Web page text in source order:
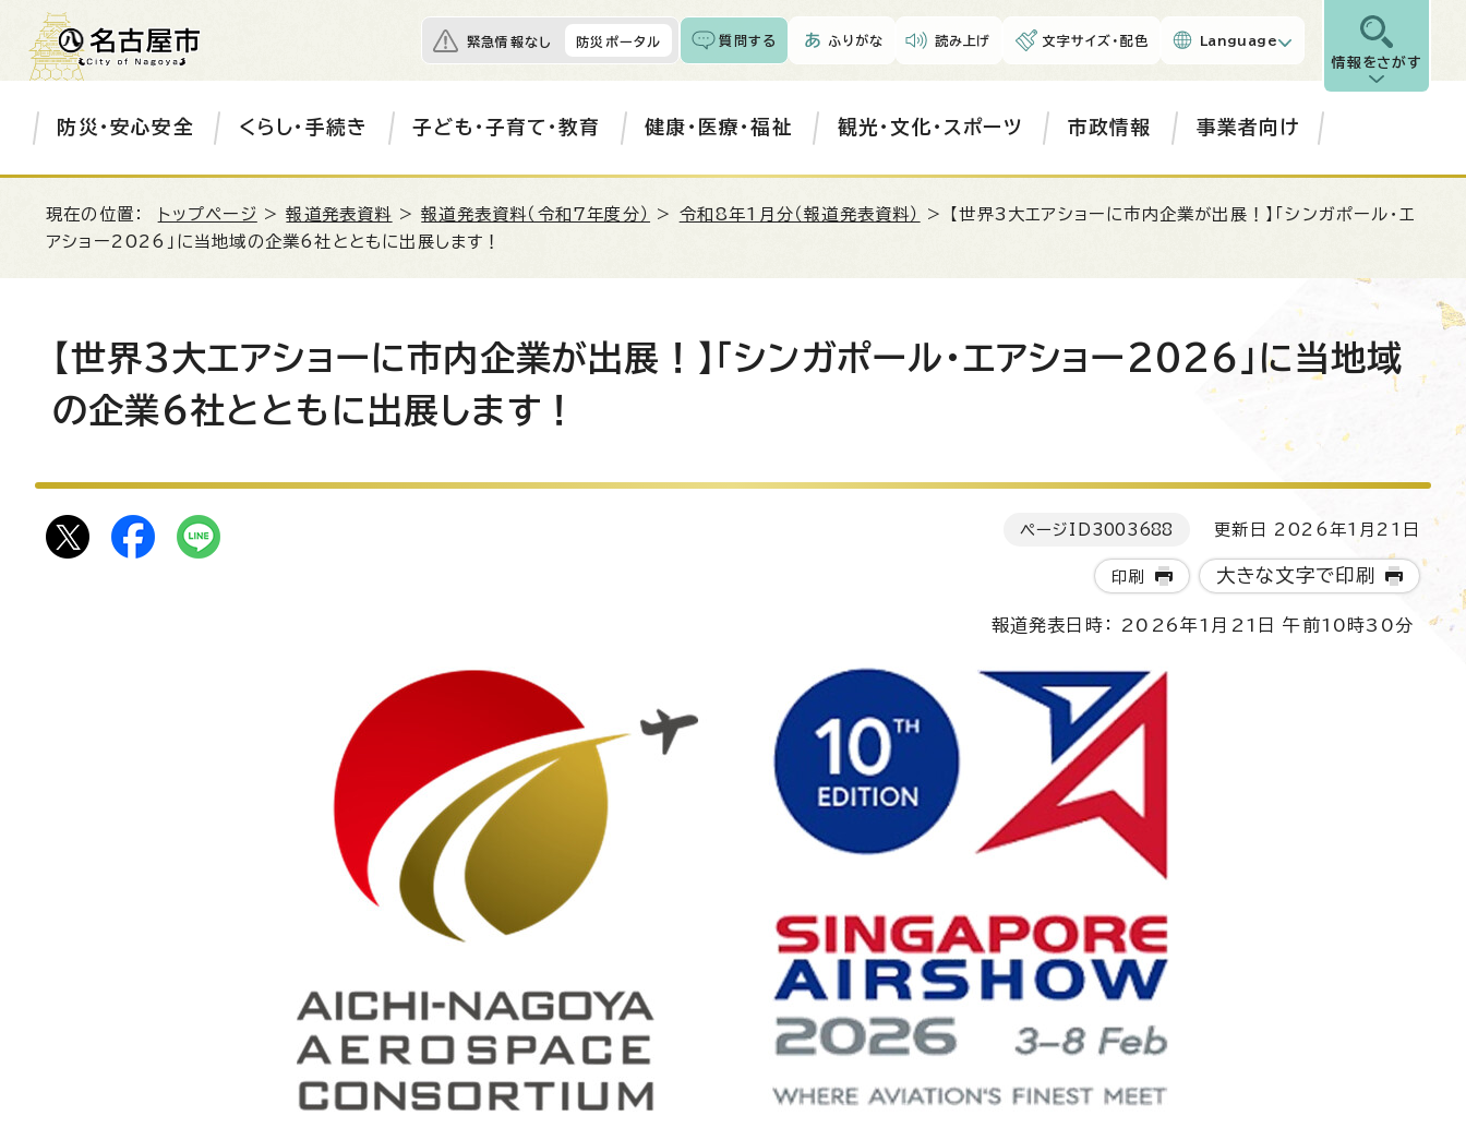
緊急情報なし 防災ポータル 質問する ふりがな 読み上げ 文字サイズ・配色 Language
情報をさがす
防災・安心安全 くらし・手続き 子ども・子育て・教育 健康・医療・福祉 観光・文化・スポーツ 市政情報 事業者向け
現在の位置： トップページ >報道発表資料 >報道発表資料（令和7年度分） > 令和8年1月分（報道発表資料）
> 【世界3大エアショーに市内企業が出展！】「シンガポール・エ
アショー2026」に当地域の企業6社とともに出展します！
【世界3大エアショーに市内企業が出展！】「シンガポール・エアショー2026」に当地域
の企業6社とともに出展します！
ページID 3003688 更新日 2026年1月21日
印刷 大きな文字で印刷
報道発表日時： 2026年1月21日 午前10時30分